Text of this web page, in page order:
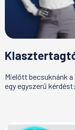
Mielőtt becsuknánk
egy egyszerű